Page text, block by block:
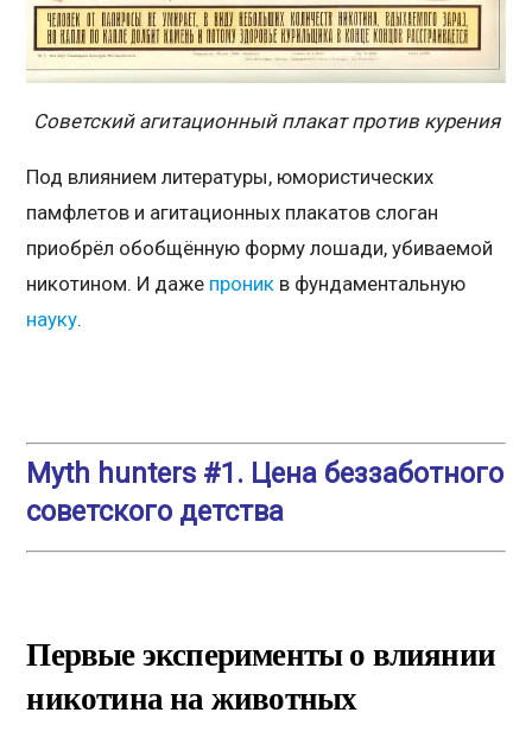
Советский агитационный плакат против курения
Под влиянием литературы, юмористических
памфлетов и агитационных плакатов слоган
приобрёл обобщённую форму лошади, убиваемой
никотином. И даже проник в фундаментальную
науку.
Myth hunters #1. Цена беззаботного
советского детства
Первые эксперименты о влиянии
никотина на животных